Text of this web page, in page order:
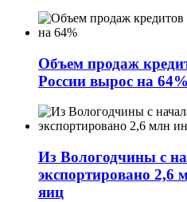
Объем продаж
России вырос на 64%
Из Вологодчины с
экспортировано 2,6
яиц